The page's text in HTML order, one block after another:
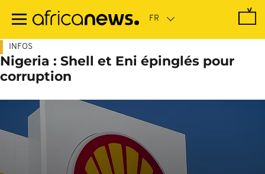
contenu
INFOS
Nigeria : Shell et Eni épinglés pour
corruption